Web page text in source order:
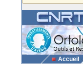
Accueil